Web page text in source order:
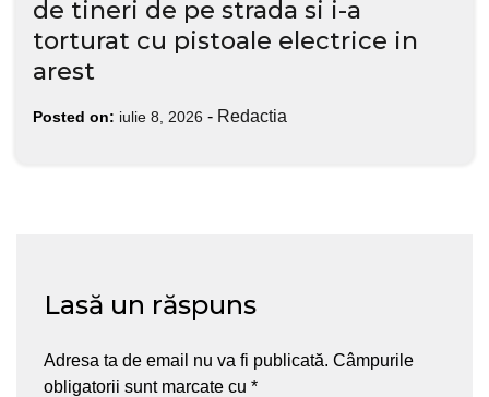
de tineri de pe strada si i-a
torturat cu pistoale electrice in
arest
Posted on: iulie 8, 2026 - Redactia
Lasă un răspuns
Adresa ta de email nu va fi publicată. Câmpurile
obligatorii sunt marcate cu *